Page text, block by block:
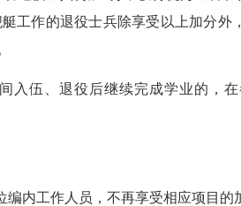
工作的退役士兵除享受以上加分
入伍、退役后继续完成学业的，
内工作人员，不再享受相应项目的